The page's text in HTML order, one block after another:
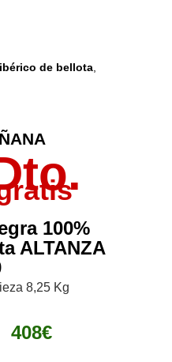
de bellota
100%
ALTANZA
8,25 Kg
408€